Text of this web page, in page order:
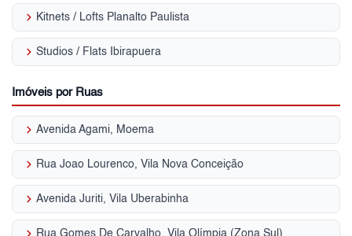
keyboard_arrow_right Kitnets / Lofts Planalto Paulista
keyboard_arrow_right Studios / Flats Ibirapuera
Imóveis por Ruas
keyboard_arrow_right Avenida Agami, Moema
keyboard_arrow_right Rua Joao Lourenco, Vila Nova Conceição
keyboard_arrow_right Avenida Juriti, Vila Uberabinha
Rua Gomes De Carvalho, Vila Olímpia (Zona Sul)